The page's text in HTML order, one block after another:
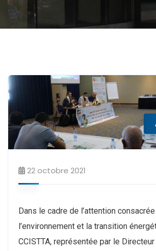
22 octobre 2021
Dans le cadre de l’attention
l’environnement et la transition
CCISTTA, représentée par le